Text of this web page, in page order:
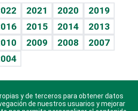
2021 2020
2019
2015 2014
2013
2009 2008
2007
aplicaciones para Android, iOS y
y de terceros para obtener datos
de nuestros usuarios y mejorar